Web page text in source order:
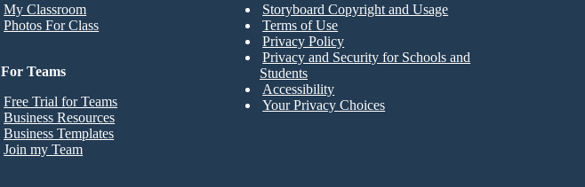
My Classroom
Photos For Class
For Teams
Free Trial for Teams
Business Resources
Business Templates
Join my Team
Storyboard Copyright and Usage
Terms of Use
Privacy Policy
Privacy and Security for Schools and
Students
Accessibility
Your Privacy Choices